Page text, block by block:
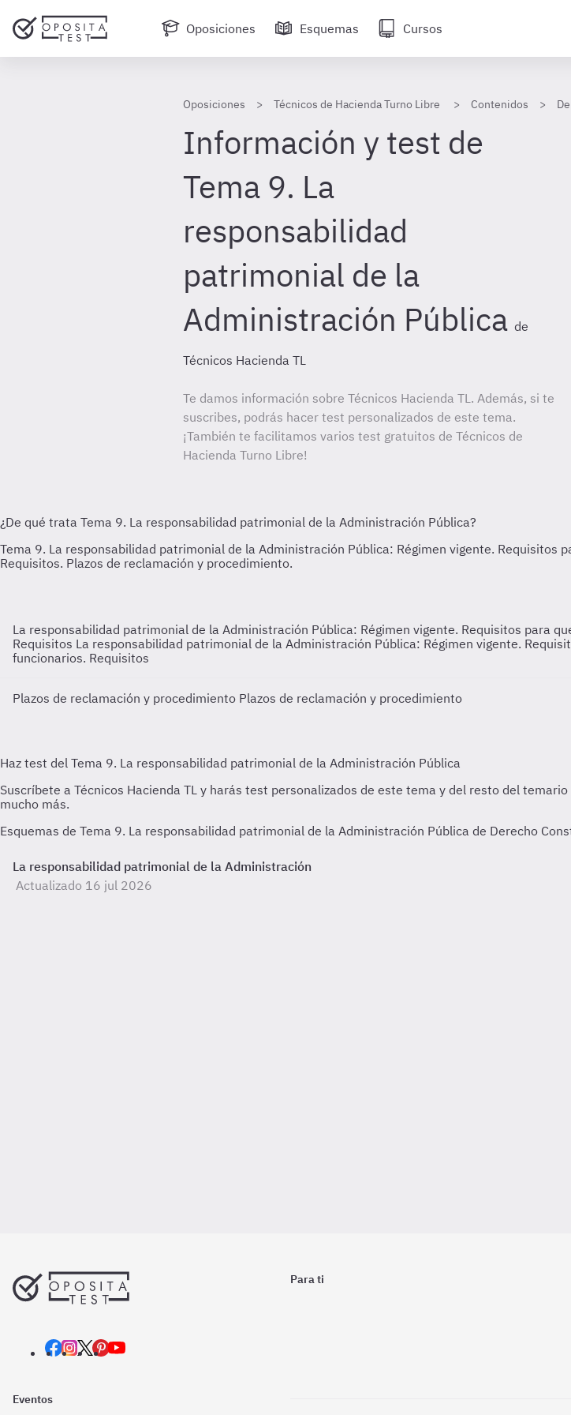
Oposiciones Esquemas Cursos
Oposiciones Técnicos de Hacienda Turno Libre Contenidos
Información y test de
Tema 9. La
responsabilidad
patrimonial de la
Administración Pública de
Técnicos Hacienda TL
Te damos información sobre Técnicos Hacienda TL. Además, si te
suscribes, podrás hacer test personalizados de este tema.
¡También te facilitamos varios test gratuitos de Técnicos de
Hacienda Turno Libre!
La responsabilidad patrimonial de la Administración Pública: Régimen vigente. Requisitos para
Requisitos La responsabilidad patrimonial de la Administración Pública: Régimen vigente.
funcionarios. Requisitos
Plazos de reclamación y procedimiento Plazos de reclamación y procedimiento
Esquemas de Tema 9. La responsabilidad patrimonial de la Administración Pública de Derecho
La responsabilidad patrimonial de la Administración
Actualizado 16 jul 2026
Para ti
Eventos